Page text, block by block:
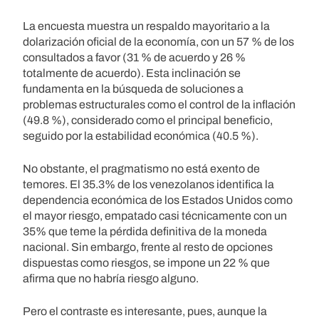
La encuesta muestra un respaldo mayoritario a la
dolarización oficial de la economía, con un 57 % de los
consultados a favor (31 % de acuerdo y 26 %
totalmente de acuerdo). Esta inclinación se
fundamenta en la búsqueda de soluciones a
problemas estructurales como el control de la inflación
(49.8 %), considerado como el principal beneficio,
seguido por la estabilidad económica (40.5 %).
No obstante, el pragmatismo no está exento de
temores. El 35.3% de los venezolanos identifica la
dependencia económica de los Estados Unidos como
el mayor riesgo, empatado casi técnicamente con un
35% que teme la pérdida definitiva de la moneda
nacional. Sin embargo, frente al resto de opciones
dispuestas como riesgos, se impone un 22 % que
afirma que no habría riesgo alguno.
Pero el contraste es interesante, pues, aunque la